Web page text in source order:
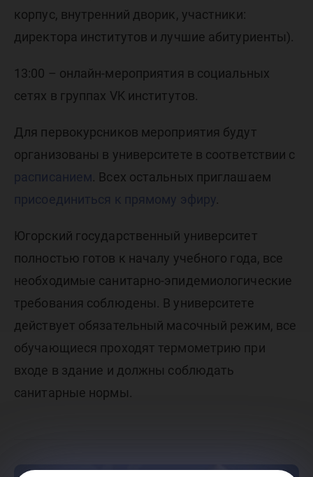
корпус, внутренний дворик, участники:
директора институтов и лучшие абитуриенты).
13:00 – онлайн-мероприятия в социальных
сетях в группах VK институтов.
Для первокурсников мероприятия будут
организованы в университете в соответствии с
расписанием. Всех остальных приглашаем
присоединиться к прямому эфиру.
Югорский государственный университет
полностью готов к началу учебного года, все
необходимые санитарно-эпидемиологические
требования соблюдены. В университете
действует обязательный масочный режим, все
обучающиеся проходят термометрию при
входе в здание и должны соблюдать
санитарные нормы.